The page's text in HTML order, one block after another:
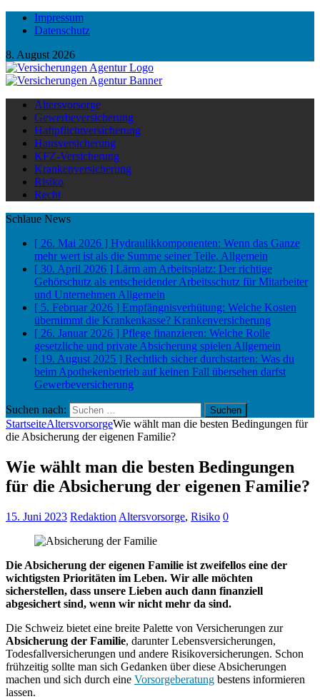
Impressum
Datenschutz
8. August 2026
Altersvorsorge
Gewerbeversicherung
Haftpflichtversicherung
Hausversicherung
KFZ-Versicherung
Krankenversicherung
Risiko
Recht
Schlaue News
[ 26. Mai 2026 ] Hydraulikkomponenten: Wenn das Ganze
mehr wert ist als die Summe seiner Teile. Allgemein
[ 30. April 2026 ] Lärm am Arbeitsplatz: Der richtige
Gehörschutz als entscheidender Arbeitsschutz für Mitarbeiter
und Unternehmen Allgemein
[ 5. Februar 2026 ] Empfängnisverhütung: Welche Kosten
übernimmt die Krankenkasse? Krankenversicherung
[ 26. Januar 2026 ] Pflege finanzieren: Welche Rolle
gesetzliche und private Absicherung spielen Allgemein
[ 19. August 2025 ] Rechtlich sicher durchstarten: Was du
beim Apothekenbetrieb auf keinen Fall übersehen darfst
Gewerbeversicherung
Suchen nach:
StartseiteAltersvorsorgeWie wählt man die besten Bedingungen für
die Absicherung der eigenen Familie?
Wie wählt man die besten Bedingungen
für die Absicherung der eigenen Familie?
15. Juni 2023 Redaktion Altersvorsorge, Risiko 0
Die Absicherung der eigenen Familie ist zweifellos eine der
wichtigsten Prioritäten im Leben. Wir alle möchten
sicherstellen, dass unsere Lieben auch dann finanziell
abgesichert sind, wenn wir nicht mehr da sind.
Die Schweiz bietet eine breite Palette von Versicherungen zur
Absicherung der Familie, darunter Lebensversicherungen,
Todesfallversicherungen und andere Risikoversicherungen. Schon
frühzeitig sollte man sich Gedanken über diese Absicherungen
machen und sich durch eine Vorsorgeberatung bestens informieren
lassen.